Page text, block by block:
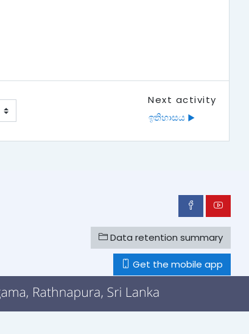
Next activity
ඉතිහාසය ▶︎
Data retention summary
Get the mobile app